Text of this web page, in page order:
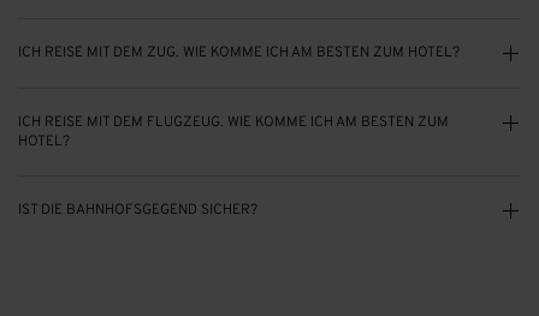
ICH REISE MIT DEM ZUG. WIE KOMME ICH AM BESTEN ZUM HOTEL?
ICH REISE MIT DEM FLUGZEUG. WIE KOMME ICH AM BESTEN ZUM
HOTEL?
IST DIE BAHNHOFSGEGEND SICHER?